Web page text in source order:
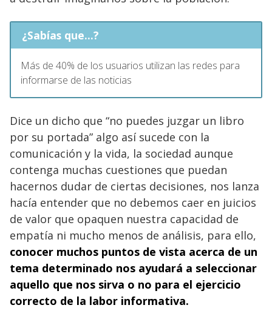
¿Sabías que...?
Más de 40% de los usuarios utilizan las redes para
informarse de las noticias
Dice un dicho que “no puedes juzgar un libro
por su portada” algo así sucede con la
comunicación y la vida, la sociedad aunque
contenga muchas cuestiones que puedan
hacernos dudar de ciertas decisiones, nos lanza
hacía entender que no debemos caer en juicios
de valor que opaquen nuestra capacidad de
empatía ni mucho menos de análisis, para ello,
conocer muchos puntos de vista acerca de un
tema determinado nos ayudará a seleccionar
aquello que nos sirva o no para el ejercicio
correcto de la labor informativa.